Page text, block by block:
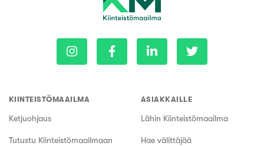
KIINTEISTÖMAAILMA
Ketjuohjaus
Tutustu Kiinteistömaailmaan
ASIAKKAILLE
Lähin Kiinteistömaailma
Hae välittäjää